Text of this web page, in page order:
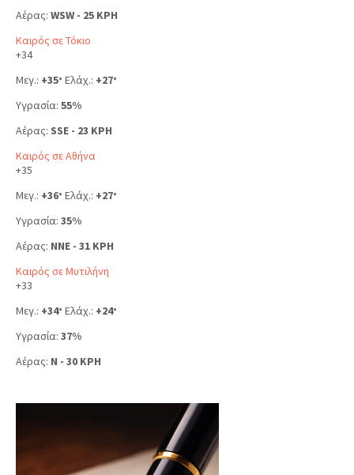
Αέρας: WSW - 25 KPH
Καιρός σε Τόκιο
+34
Μεγ.: +35° Ελάχ.: +27°
Υγρασία: 55%
Αέρας: SSE - 23 KPH
Καιρός σε Αθήνα
+35
Μεγ.: +36° Ελάχ.: +27°
Υγρασία: 35%
Αέρας: NNE - 31 KPH
Καιρός σε Μυτιλήνη
+33
Μεγ.: +34° Ελάχ.: +24°
Υγρασία: 37%
Αέρας: N - 30 KPH